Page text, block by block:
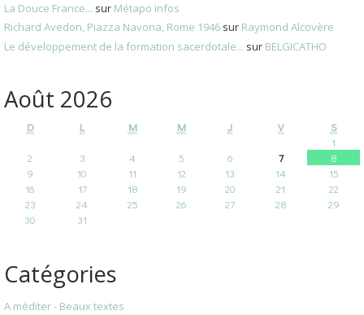
La Douce France... sur Métapo infos
Richard Avedon, Piazza Navona, Rome 1946 sur Raymond Alcovère
Le développement de la formation sacerdotale... sur BELGICATHO
Août 2026
D L M M J V
S
1
2
3 4 5 6 7
8
9
10 11 12 13 14
15
16
17 18 19 20 21
22
23
24 25 26 27 28
29
30
31
Catégories
A méditer - Beaux textes